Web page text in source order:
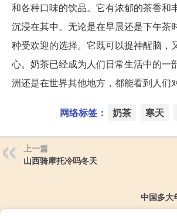
和各种口味的饮品。它有浓郁的茶香和
沉浸在其中。无论是在早晨还是下午茶
种受欢迎的选择。它既可以提神醒脑，
心。奶茶已经成为人们日常生活中的一
洲还是在世界其他地方，都能看到人们
网络标签： 奶茶 寒天
上一篇
山西骑摩托冷吗冬天
中国多大